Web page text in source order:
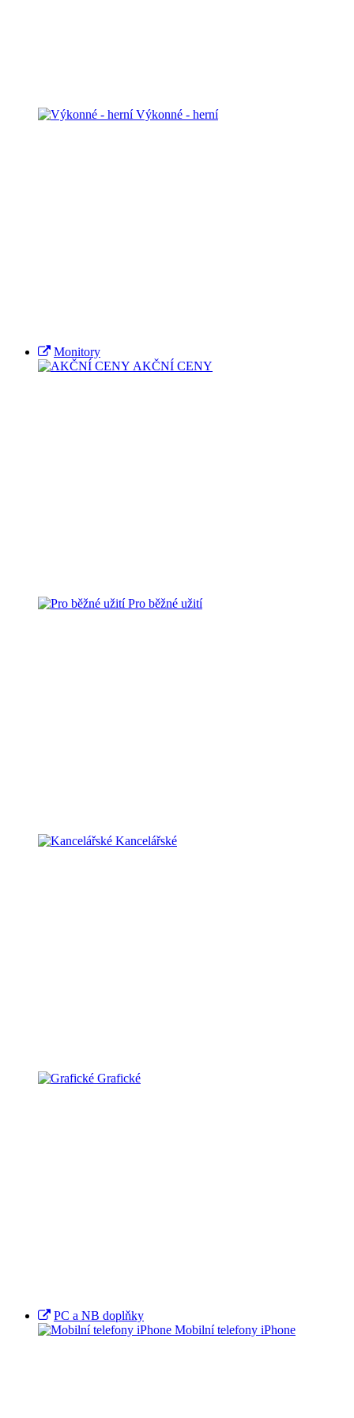
Výkonné - herní
Monitory
AKČNÍ CENY
Pro běžné užití
Kancelářské
Grafické
PC a NB doplňky
Mobilní telefony iPhone